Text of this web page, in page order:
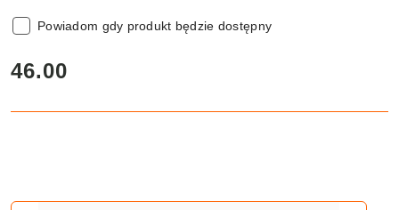
Powiadom gdy produkt będzie dostępny
cena:
46.00